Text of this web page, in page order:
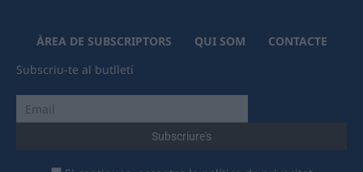
ÀREA DE SUBSCRIPTORS QUI SOM
CONTACTE
Subscriu-te al butlletí